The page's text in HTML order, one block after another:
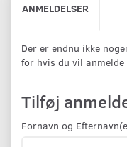
ANMELDELSER
Der er endnu ikke
for hvis du vil anmelde
Tilføj
Fornavn og